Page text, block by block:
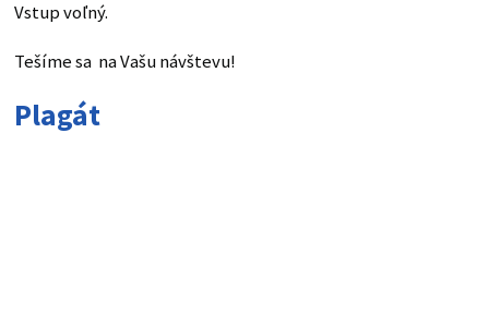
Vstup voľný.
Tešíme sa na Vašu návštevu!
Plagát